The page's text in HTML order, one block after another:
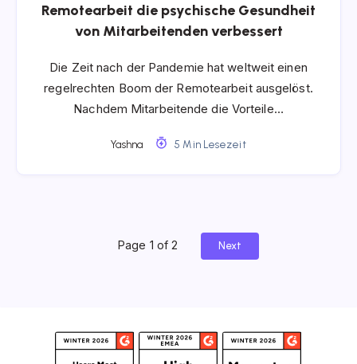
Remotearbeit die psychische Gesundheit
von Mitarbeitenden verbessert
Die Zeit nach der Pandemie hat weltweit einen
regelrechten Boom der Remotearbeit ausgelöst.
Nachdem Mitarbeitende die Vorteile…
Yashna 5 Min Lesezeit
Page 1 of 2 Next